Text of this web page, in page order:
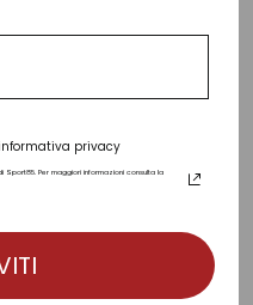
Abito Con Pizzo
€ 83,00
€ 41,50
privacy
Per maggiori informazioni consulta la